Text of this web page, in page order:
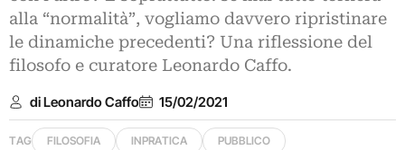
alla “normalità”, vogliamo davvero ripristinare
le dinamiche precedenti? Una riflessione del
filosofo e curatore Leonardo Caffo.
di Leonardo Caffo 15/02/2021
TAG FILOSOFIA INPRATICA PUBBLICO